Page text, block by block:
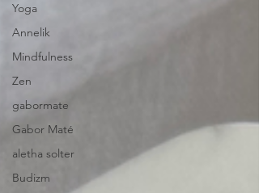
Yoga
Annelik
Mindfulness
Zen
gabormate
Gabor Maté
aletha solter
Budizm